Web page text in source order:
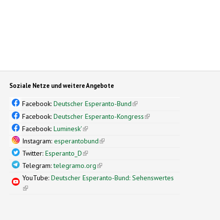
Soziale Netze und weitere Angebote
Facebook:Deutscher Esperanto-Bund(link is external)
Facebook:Deutscher Esperanto-Kongress(link is external)
Facebook:Luminesk'(link is external)
Instagram:esperantobund(link is external)
Twitter:Esperanto_D(link is external)
Telegram:telegramo.org(link is external)
YouTube:Deutscher Esperanto-Bund: Sehenswertes
(link is external)